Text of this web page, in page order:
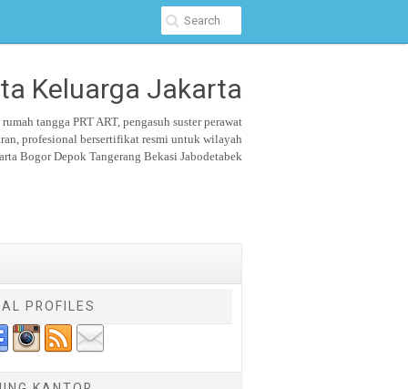
Keluarga Jakarta
tangga PRT ART, pengasuh susterperawat
profesional bersertifikat resmi untuk wilayah
Bogor Depok Tangerang Bekasi Jabodetabek
PROFILES